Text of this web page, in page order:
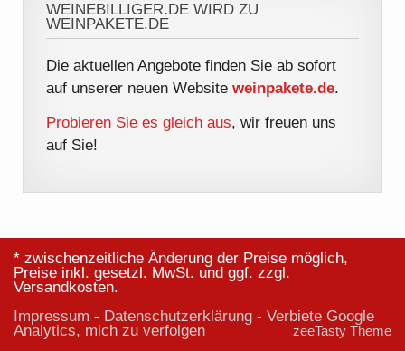
WEINEBILLIGER.DE WIRD ZU
WEINPAKETE.DE
Die aktuellen Angebote finden Sie ab sofort
auf unserer neuen Websiteweinpakete.de.
Probieren Sie es gleich aus, wir freuen uns
auf Sie!
* zwischenzeitliche Änderung der Preise möglich,
Preise inkl. gesetzl. MwSt. und ggf. zzgl.
Versandkosten.
Impressum - Datenschutzerklärung - Verbiete Google
Analytics, mich zu verfolgen
zeeTasty Theme